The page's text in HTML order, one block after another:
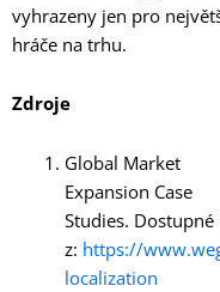
vyhrazeny jen pro
hráče na trhu.
Zdroje
Global Market
Expansion Case
Studies. Dostupné
z: https://
localization